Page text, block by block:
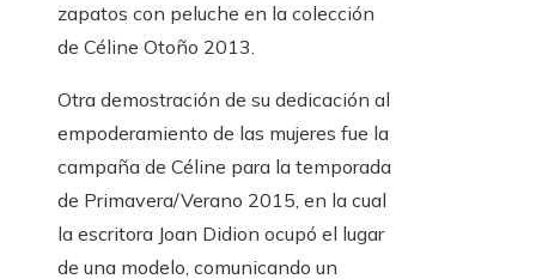
zapatos con peluche en la colección
de Céline Otoño 2013.
Otra demostración de su dedicación al
empoderamiento de las mujeres fue la
campaña de Céline para la temporada
de Primavera/Verano 2015, en la cual
la escritora Joan Didion ocupó el lugar
de una modelo, comunicando un